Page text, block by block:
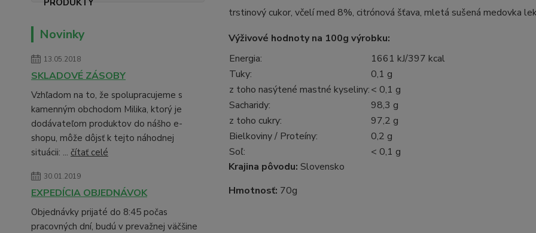
Novinky
13.05.2018
SKLADOVÉ ZÁSOBY
Vzhľadom na to, že spolupracujeme s
kamenným obchodom Milika, ktorý je
dodávateľom produktov do nášho e-
shopu, môže dôjsť k tejto náhodnej
situácii: ... čítať celé
30.01.2019
EXPEDÍCIA OBJEDNÁVOK
Objednávky prijaté do 8:45 počas
pracovných dní, budú v prevažnej väčšine
trstinový cukor, včelí med 8%, citrónová šťava, mletá sušená medovka
Výživové hodnoty na 100g výrobku:
Energia:
1661 kJ/397 kcal
Tuky:
0‚1 g
z toho nasýtené mastné kyseliny:< 0‚1 g
Sacharidy:
98‚3 g
z toho cukry:
97‚2 g
Bielkoviny / Proteíny:
0‚2 g
Soľ:
< 0‚1 g
Krajina pôvodu: Slovensko
Hmotnosť: 70g